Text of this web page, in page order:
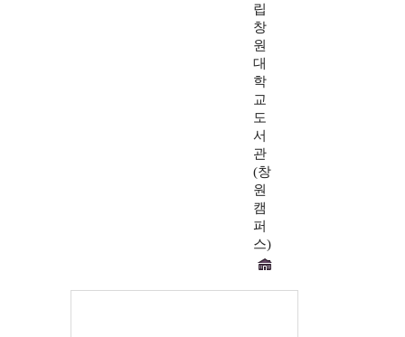
립
창
원
대
학
교
도
서
관
(창
원
캠
퍼
스)